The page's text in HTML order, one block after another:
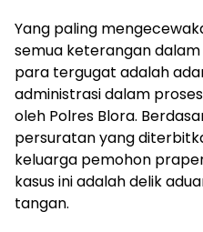
Yang paling
semua keterangan
para tergugat adalah
administrasi dalam
oleh Polres Blora.
persuratan yang
keluarga pemohon
kasus ini adalah delik
tangan.